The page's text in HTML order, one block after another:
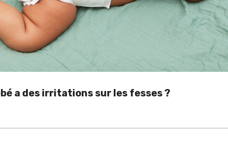
a des irritations sur les fesses ?